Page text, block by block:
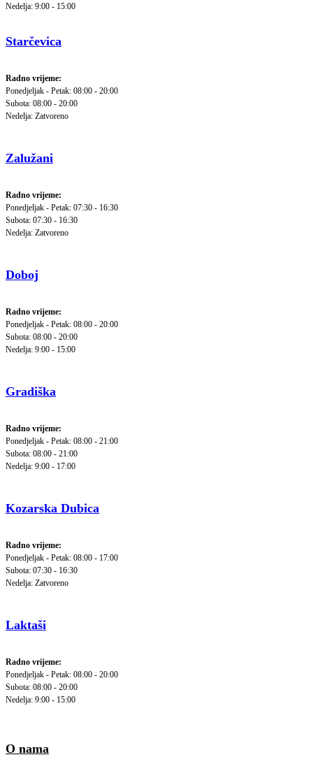
Nedelja: 9:00 - 15:00
Starčevica
Radno vrijeme:
Ponedjeljak - Petak: 08:00 - 20:00
Subota: 08:00 - 20:00
Nedelja: Zatvoreno
Zalužani
Radno vrijeme:
Ponedjeljak - Petak: 07:30 - 16:30
Subota: 07:30 - 16:30
Nedelja: Zatvoreno
Doboj
Radno vrijeme:
Ponedjeljak - Petak: 08:00 - 20:00
Subota: 08:00 - 20:00
Nedelja: 9:00 - 15:00
Gradiška
Radno vrijeme:
Ponedjeljak - Petak: 08:00 - 21:00
Subota: 08:00 - 21:00
Nedelja: 9:00 - 17:00
Kozarska Dubica
Radno vrijeme:
Ponedjeljak - Petak: 08:00 - 17:00
Subota: 07:30 - 16:30
Nedelja: Zatvoreno
Laktaši
Radno vrijeme:
Ponedjeljak - Petak: 08:00 - 20:00
Subota: 08:00 - 20:00
Nedelja: 9:00 - 15:00
O nama